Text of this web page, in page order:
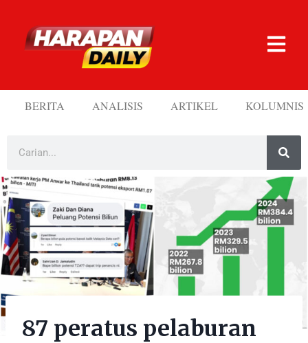
BERITA ANALISIS ARTIKEL KOLUMNIS
87 peratus pelaburan